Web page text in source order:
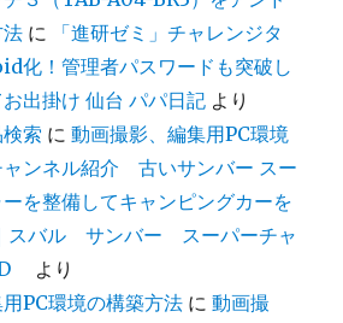
に
「進研ゼミ」チャレンジタ
化！管理者パスワードも突破し
出掛け 仙台 パパ日記 より
索 に動画撮影、編集用PC環境
ンネル紹介 古いサンバー スー
を整備してキャンピングカーを
スバル サンバー スーパーチャ
より
PC環境の構築方法 に動画撮